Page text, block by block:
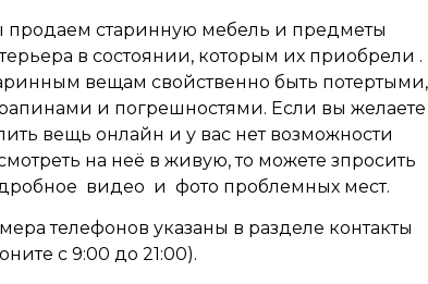
продаем старинную мебель и предметы
в состоянии, которым их приобрели .
вещам свойственно быть
и погрешностями. Если вы желаете
вещь онлайн и у вас нет возможности
на неё в живую, то можете зпросить
видео и фото проблемных мест.
телефонов указаны в разделе контакты
c 9:00 до 21:00).